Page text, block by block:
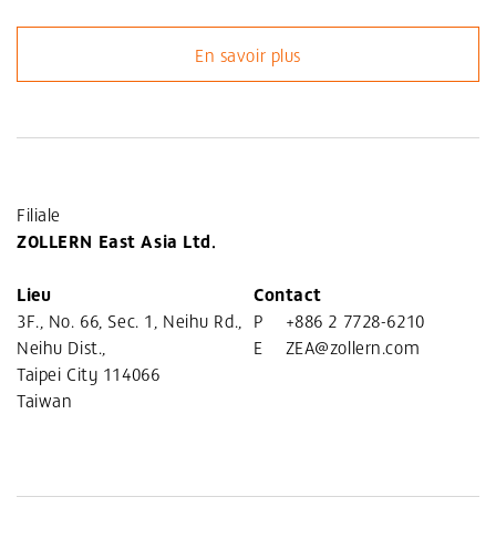
En savoir plus
Filiale
ZOLLERN East Asia Ltd.
Lieu
3F., No. 66, Sec. 1, Neihu Rd.,
Neihu Dist.,
Taipei City 114066
Taiwan
Contact
P
+886 2 7728-6210
E
ZEA@zollern.com